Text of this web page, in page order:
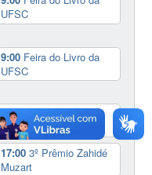
UFSC
9:00 Feira do Livro da
UFSC
9:00Feira do Livro da
UFSC
17:003º Prêmio Zahidé
Muzart